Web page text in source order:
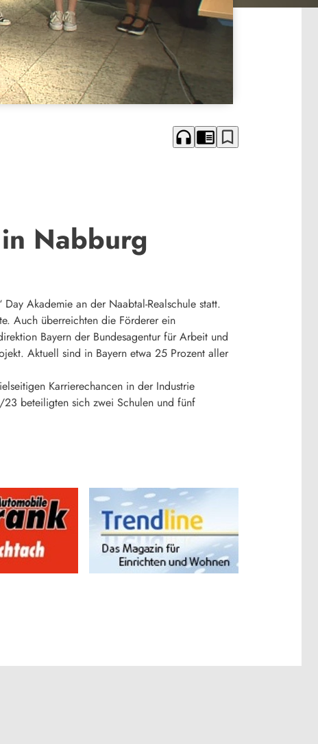
headphones chrome_reader_mode bookmark_border
Nabburg
Akademie an der Naabtal-Realschule statt.
Auch überreichten die Förderer ein
Bayern der Bundesagentur für Arbeit und
Aktuell sind in Bayern etwa 25 Prozent aller
Karrierechancen in der Industrie
beteiligten sich zwei Schulen und fünf